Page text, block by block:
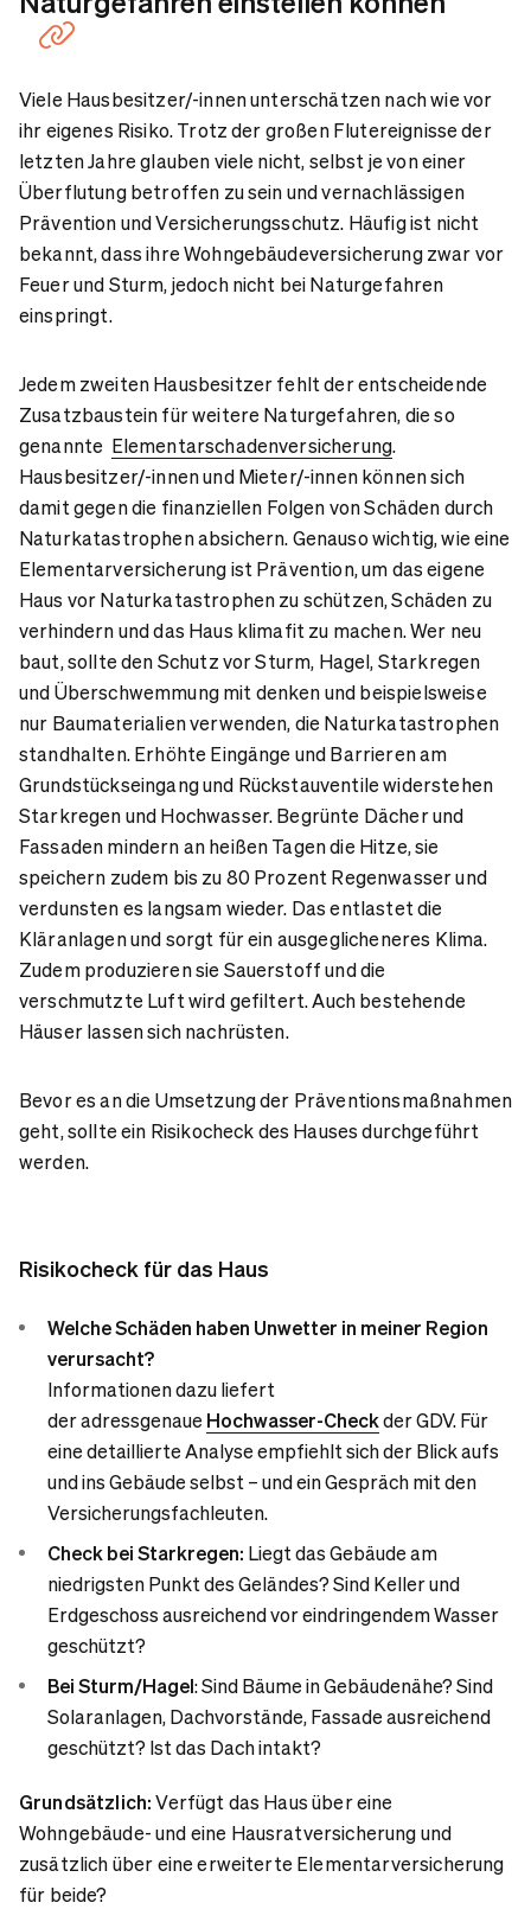
Viele Hausbesitzer/-innen unterschätzen nach wie vor
ihr eigenes Risiko. Trotz der großen Flutereignisse der
letzten Jahre glauben viele nicht, selbst je von einer
Überflutung betroffen zu sein und vernachlässigen
Prävention und Versicherungsschutz. Häufig ist nicht
bekannt, dass ihre Wohngebäudeversicherung zwar vor
Feuer und Sturm, jedoch nicht bei Naturgefahren
einspringt.
Jedem zweiten Hausbesitzer fehlt der entscheidende
Zusatzbaustein für weitere Naturgefahren, die so
genannte Elementarschadenversicherung.
Hausbesitzer/-innen und Mieter/-innen können sich
damit gegen die finanziellen Folgen von Schäden durch
Naturkatastrophen absichern. Genauso wichtig, wie eine
Elementarversicherung ist Prävention, um das eigene
Haus vor Naturkatastrophen zu schützen, Schäden zu
verhindern und das Haus klimafit zu machen. Wer neu
baut, sollte den Schutz vor Sturm, Hagel, Starkregen
und Überschwemmung mit denken und beispielsweise
nur Baumaterialien verwenden, die Naturkatastrophen
standhalten. Erhöhte Eingänge und Barrieren am
Grundstückseingang und Rückstauventile widerstehen
Starkregen und Hochwasser. Begrünte Dächer und
Fassaden mindern an heißen Tagen die Hitze, sie
speichern zudem bis zu 80 Prozent Regenwasser und
verdunsten es langsam wieder. Das entlastet die
Kläranlagen und sorgt für ein ausgeglicheneres Klima.
Zudem produzieren sie Sauerstoff und die
verschmutzte Luft wird gefiltert. Auch bestehende
Häuser lassen sich nachrüsten.
Bevor es an die Umsetzung der Präventionsmaßnahmen
geht, sollte ein Risikocheck des Hauses durchgeführt
werden.
Risi­kocheck für das Haus
Welche Schäden haben Unwetter in meiner Region
verursacht?
Informationen dazu liefert
der adressgenaue Hochwasser-Checkder GDV. Für
eine detaillierte Analyse empfiehlt sich der Blick aufs
und ins Gebäude selbst – und ein Gespräch mit den
Versicherungsfachleuten.
Check bei Starkregen: Liegt das Gebäude am
niedrigsten Punkt des Geländes? Sind Keller und
Erdgeschoss ausreichend vor eindringendem Wasser
geschützt?
Bei Sturm/Hagel: Sind Bäume in Gebäudenähe? Sind
Solaranlagen, Dachvorstände, Fassade ausreichend
geschützt? Ist das Dach intakt?
Grundsätzlich:Verfügt das Haus über eine
Wohngebäude- und eine Hausratversicherung und
zusätzlich über eine erweiterte Elementarversicherung
für beide?